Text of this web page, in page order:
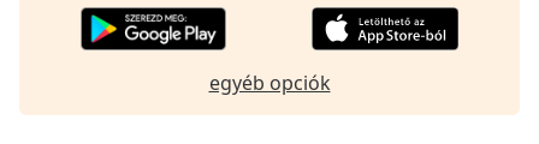
Picture
egyéb opciók